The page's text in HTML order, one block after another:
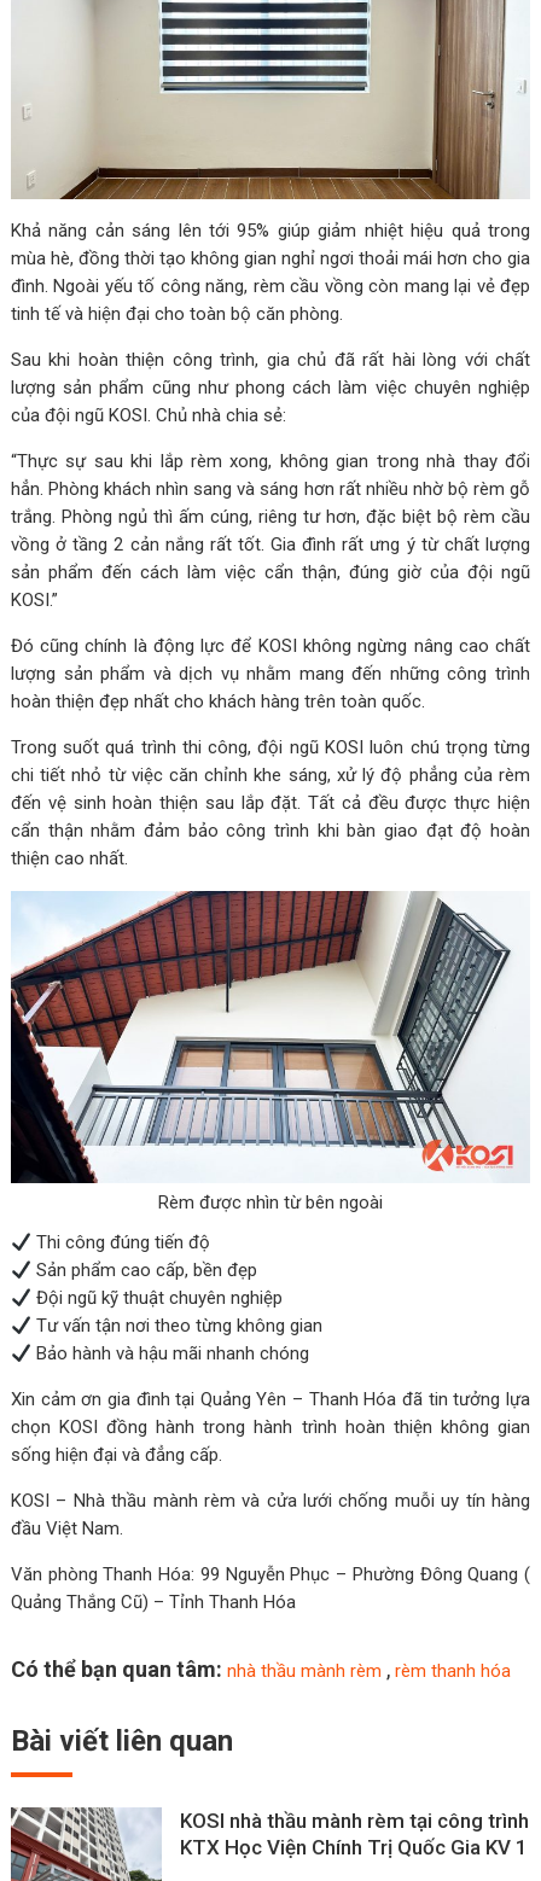
Khả năng cản sáng lên tới 95% giúp giảm nhiệt hiệu quả trong
mùa hè, đồng thời tạo không gian nghỉ ngơi thoải mái hơn cho gia
đình. Ngoài yếu tố công năng, rèm cầu vồng còn mang lại vẻ đẹp
tinh tế và hiện đại cho toàn bộ căn phòng.
Sau khi hoàn thiện công trình, gia chủ đã rất hài lòng với chất
lượng sản phẩm cũng như phong cách làm việc chuyên nghiệp
của đội ngũ KOSI. Chủ nhà chia sẻ:
“Thực sự sau khi lắp rèm xong, không gian trong nhà thay đổi
hẳn. Phòng khách nhìn sang và sáng hơn rất nhiều nhờ bộ rèm gỗ
trắng. Phòng ngủ thì ấm cúng, riêng tư hơn, đặc biệt bộ rèm cầu
vồng ở tầng 2 cản nắng rất tốt. Gia đình rất ưng ý từ chất lượng
sản phẩm đến cách làm việc cẩn thận, đúng giờ của đội ngũ
KOSI.”
Đó cũng chính là động lực để KOSI không ngừng nâng cao chất
lượng sản phẩm và dịch vụ nhằm mang đến những công trình
hoàn thiện đẹp nhất cho khách hàng trên toàn quốc.
Trong suốt quá trình thi công, đội ngũ KOSI luôn chú trọng từng
chi tiết nhỏ từ việc căn chỉnh khe sáng, xử lý độ phẳng của rèm
đến vệ sinh hoàn thiện sau lắp đặt. Tất cả đều được thực hiện
cẩn thận nhằm đảm bảo công trình khi bàn giao đạt độ hoàn
thiện cao nhất.
Rèm được nhìn từ bên ngoài
Thi công đúng tiến độ
Sản phẩm cao cấp, bền đẹp
Đội ngũ kỹ thuật chuyên nghiệp
Tư vấn tận nơi theo từng không gian
Bảo hành và hậu mãi nhanh chóng
Xin cảm ơn gia đình tại Quảng Yên – Thanh Hóa đã tin tưởng lựa
chọn KOSI đồng hành trong hành trình hoàn thiện không gian
sống hiện đại và đẳng cấp.
KOSI – Nhà thầu mành rèm và cửa lưới chống muỗi uy tín hàng
đầu Việt Nam.
Văn phòng Thanh Hóa: 99 Nguyễn Phục – Phường Đông Quang (
Quảng Thắng Cũ) – Tỉnh Thanh Hóa
Có thể bạn quan tâm: nhà thầu mành rèm , rèm thanh hóa
Bài viết liên quan
KOSI nhà thầu mành rèm tại công trình
KTX Học Viện Chính Trị Quốc Gia KV 1